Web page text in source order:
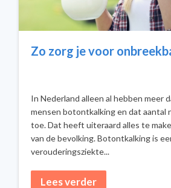
Zo zorg je voor
In Nederland alleen al hebben meer
mensen botontkalking en dat aantal
toe. Dat heeft uiteraard alles te
van de bevolking. Botontkalking is
verouderingsziekte...
Lees verder